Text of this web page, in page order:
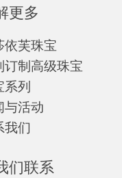
更多
依芙珠宝
订制高级珠宝
系列
与活动
我们
们联系